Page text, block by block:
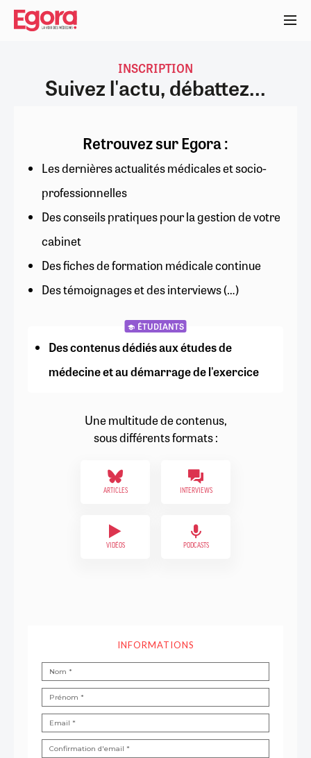
Aller
contenu
INSCRIPTION
Suivez l'actu, débattez...
Retrouvez sur Egora :
Les dernières actualités médicales et socio-
professionnelles
Des conseils pratiques pour la gestion de votre
cabinet
Des fiches de formation médicale continue
Des témoignages et des interviews (…)
ÉTUDIANTS
Des contenus dédiés aux études de
médecine et au démarrage de l'exercice
Une multitude de contenus,
sous différents formats :
ARTICLES INTERVIEWS
VIDÉOS PODCASTS